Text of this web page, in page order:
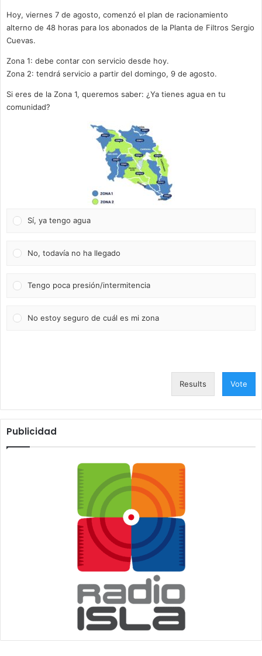
Hoy, viernes 7 de agosto, comenzó el plan de racionamiento
alterno de 48 horas para los abonados de la Planta de Filtros Sergio
Cuevas.
Zona 1: debe contar con servicio desde hoy.
Zona 2: tendrá servicio a partir del domingo, 9 de agosto.
Si eres de la Zona 1, queremos saber: ¿Ya tienes agua en tu
comunidad?
Sí, ya tengo agua
No, todavía no ha llegado
Tengo poca presión/intermitencia
No estoy seguro de cuál es mi zona
Results Vote
Publicidad